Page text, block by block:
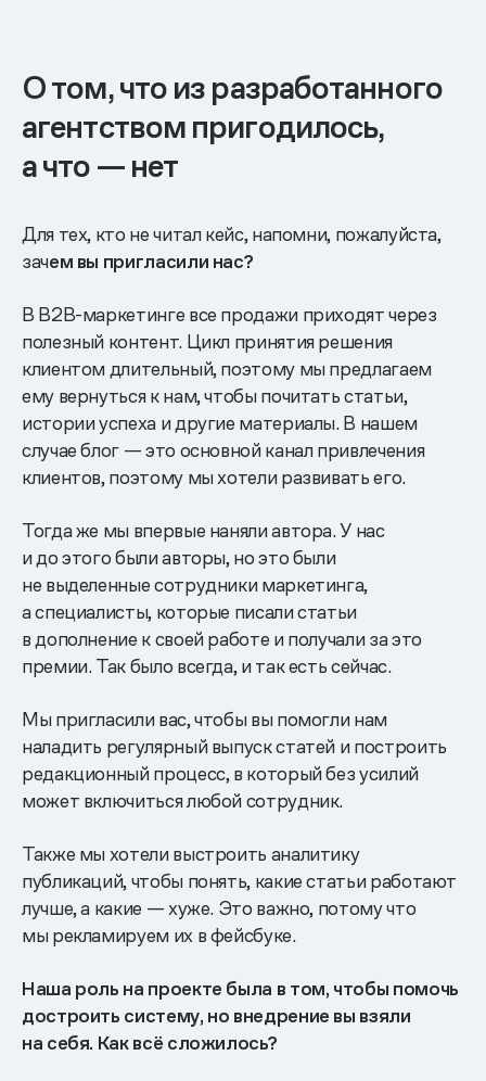
О том, что из разработанного
агентством пригодилось,
а что — нет
Для тех, кто не читал кейс, напомни, пожалуйста,
зачем вы пригласили нас?
В B2B-маркетинге все продажи приходят через
полезный контент. Цикл принятия решения
клиентом длительный, поэтому мы предлагаем
ему вернуться к нам, чтобы почитать статьи,
истории успеха и другие материалы. В нашем
случае блог — это основной канал привлечения
клиентов, поэтому мы хотели развивать его.
Тогда же мы впервые наняли автора. У нас
и до этого были авторы, но это были
не выделенные сотрудники маркетинга,
а специалисты, которые писали статьи
в дополнение к своей работе и получали за это
премии. Так было всегда, и так есть сейчас.
Мы пригласили вас, чтобы вы помогли нам
наладить регулярный выпуск статей и построить
редакционный процесс, в который без усилий
может включиться любой сотрудник.
Также мы хотели выстроить аналитику
публикаций, чтобы понять, какие статьи работают
лучше, а какие — хуже. Это важно, потому что
мы рекламируем их в фейсбуке.
Наша роль на проекте была в том, чтобы помочь
достроить систему, но внедрение вы взяли
на себя. Как всё сложилось?